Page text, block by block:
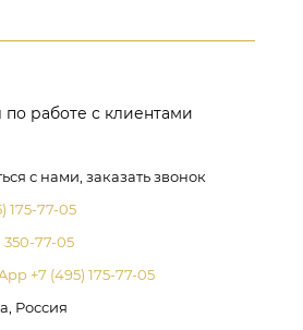
по работе с клиентами
с нами, заказать звонок
175-77-05
350-77-05
+7 (495) 175-77-05
Россия